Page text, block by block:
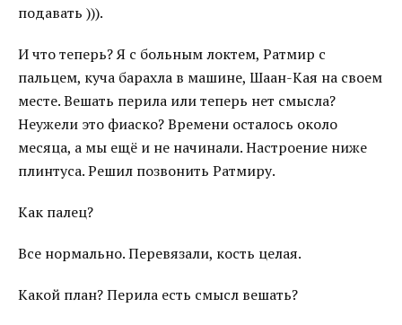
подавать ))).
И что теперь? Я с больным локтем, Ратмир с
пальцем, куча барахла в машине, Шаан-Кая на своем
месте. Вешать перила или теперь нет смысла?
Неужели это фиаско? Времени осталось около
месяца, а мы ещё и не начинали. Настроение ниже
плинтуса. Решил позвонить Ратмиру.
Как палец?
Все нормально. Перевязали, кость целая.
Какой план? Перила есть смысл вешать?